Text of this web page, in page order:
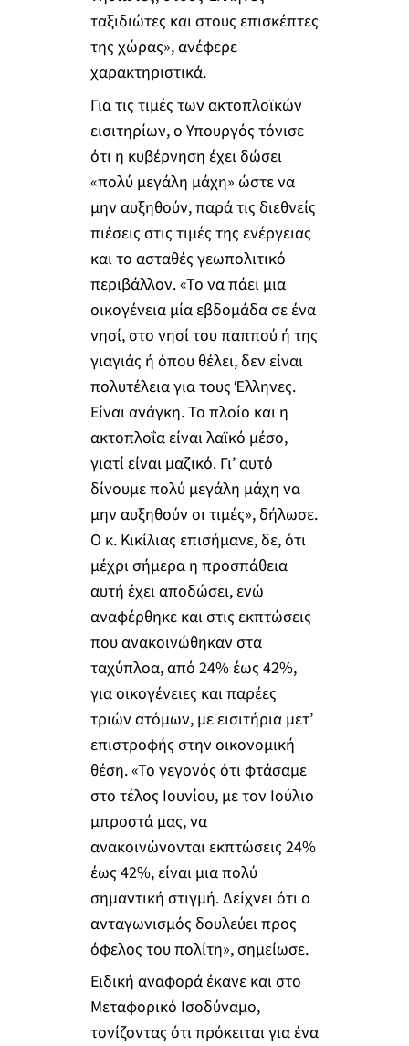
ταξιδιώτες και στους επισκέπτες
της χώρας», ανέφερε
χαρακτηριστικά.
Για τις τιμές των ακτοπλοϊκών
εισιτηρίων, ο Υπουργός τόνισε
ότι η κυβέρνηση έχει δώσει
«πολύ μεγάλη μάχη» ώστε να
μην αυξηθούν, παρά τις διεθνείς
πιέσεις στις τιμές της ενέργειας
και το ασταθές γεωπολιτικό
περιβάλλον. «Το να πάει μια
οικογένεια μία εβδομάδα σε ένα
νησί, στο νησί του παππού ή της
γιαγιάς ή όπου θέλει, δεν είναι
πολυτέλεια για τους Έλληνες.
Είναι ανάγκη. Το πλοίο και η
ακτοπλοΐα είναι λαϊκό μέσο,
γιατί είναι μαζικό. Γι’ αυτό
δίνουμε πολύ μεγάλη μάχη να
μην αυξηθούν οι τιμές», δήλωσε.
Ο κ. Κικίλιας επισήμανε, δε, ότι
μέχρι σήμερα η προσπάθεια
αυτή έχει αποδώσει, ενώ
αναφέρθηκε και στις εκπτώσεις
που ανακοινώθηκαν στα
ταχύπλοα, από 24% έως 42%,
για οικογένειες και παρέες
τριών ατόμων, με εισιτήρια μετ’
επιστροφής στην οικονομική
θέση. «Το γεγονός ότι φτάσαμε
στο τέλος Ιουνίου, με τον Ιούλιο
μπροστά μας, να
ανακοινώνονται εκπτώσεις 24%
έως 42%, είναι μια πολύ
σημαντική στιγμή. Δείχνει ότι ο
ανταγωνισμός δουλεύει προς
όφελος του πολίτη», σημείωσε.
Ειδική αναφορά έκανε και στο
Μεταφορικό Ισοδύναμο,
τονίζοντας ότι πρόκειται για ένα